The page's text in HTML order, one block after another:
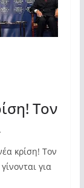
Τον
κρίση! Τον
για